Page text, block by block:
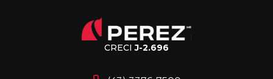
CRECIJ-2.696